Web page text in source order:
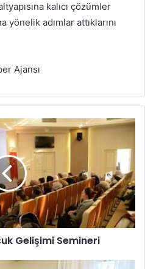
kalıcı çözümler
adımlar attıklarını
Ajansı
Gelişimi Semineri